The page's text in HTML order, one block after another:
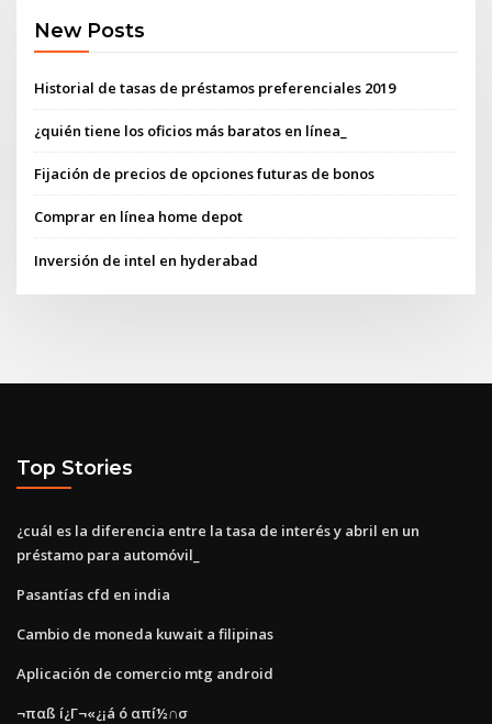
New Posts
Historial de tasas de préstamos preferenciales 2019
¿quién tiene los oficios más baratos en línea_
Fijación de precios de opciones futuras de bonos
Comprar en línea home depot
Inversión de intel en hyderabad
Top Stories
¿cuál es la diferencia entre la tasa de interés y abril en un
préstamo para automóvil_
Pasantías cfd en india
Cambio de moneda kuwait a filipinas
Aplicación de comercio mtg android
¬παß í¿Γ¬«¿¡á ó απí½∩σ